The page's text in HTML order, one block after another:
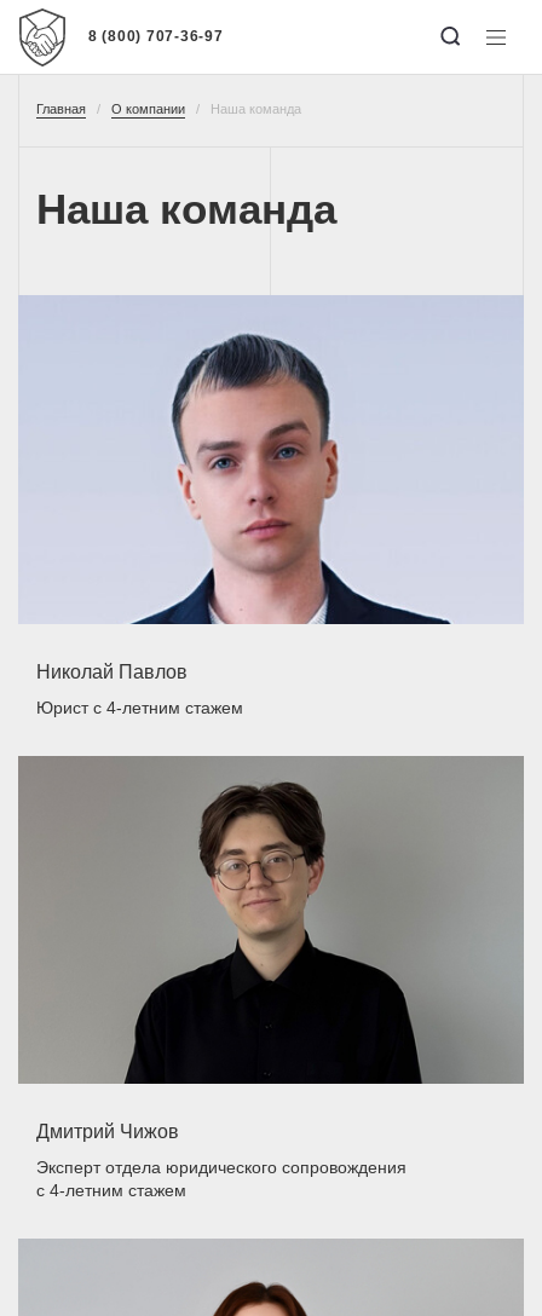
8 (800) 707-36-97
Главная О компании Наша команда
Наша команда
Николай Павлов
Юристс 4-летним стажем
Дмитрий Чижов
Эксперт отдела юридического сопровождения
с 4-летним стажем